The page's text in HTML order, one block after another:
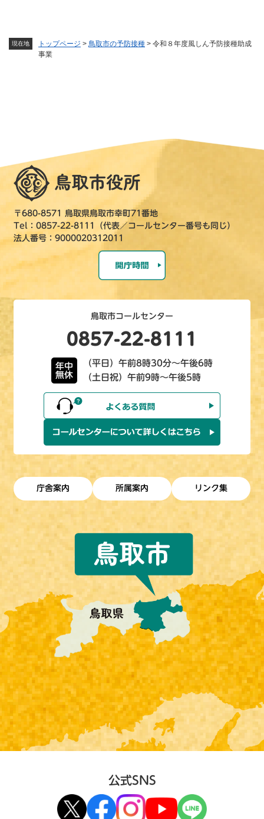
現在地 トップページ > 鳥取市の予防接種 > 令和８年度風しん予防接種助成
事業
〒680-8571 鳥取県鳥取市幸町71番地
Tel：0857-22-8111（代表／コールセンター番号も同じ）
法人番号：9000020312011
鳥取市コールセンター
0857-22-8111
年中
無休
（平日）午前8時30分～午後6時
（土日祝）午前9時～午後5時
庁舎案内 所属案内 リンク集
公式SNS